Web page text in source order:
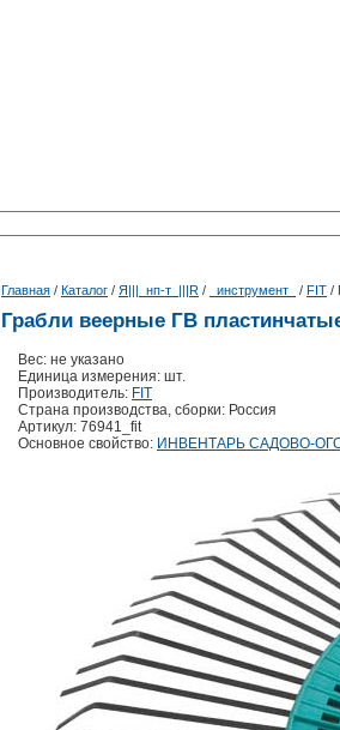
Главная / Каталог / Я|||_нп-т_|||R / _инструмент_ / FIT /
Грабли веерные ГВ
Вес: не указано
Единица измерения: шт.
Производитель: FIT
Страна производства, сборки: Россия
Артикул: 76941_fit
Основное свойство: ИНВЕНТАРЬ САДОВО-